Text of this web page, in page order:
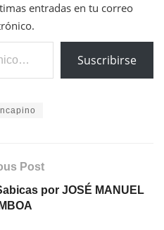
entradas en tu correo
Suscribirse
Post
por JOSÉ MANUEL